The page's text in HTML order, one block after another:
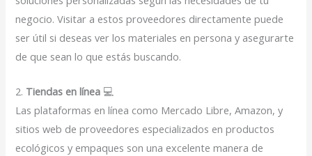
negocio. Visitar a estos proveedores directamente puede
ser útil si deseas ver los materiales en persona y asegurarte
de que sean lo que estás buscando.
2. Tiendas en línea 💻
Las plataformas en línea como Mercado Libre, Amazon, y
sitios web de proveedores especializados en productos
ecológicos y empaques son una excelente manera de